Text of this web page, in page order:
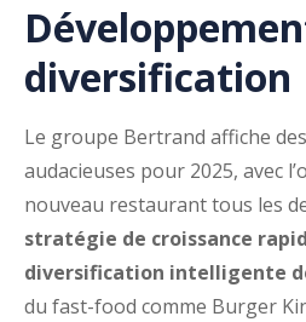
diversification
Le groupe Bertrand affiche
audacieuses pour 2025, avec
nouveau restaurant tous les
stratégie de croissance
diversification intelligente
du fast-food comme Burger